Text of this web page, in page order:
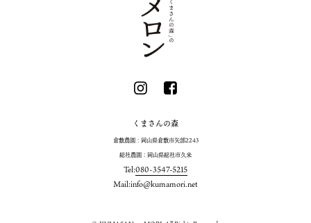
くまさんの森
倉敷農園：岡山県倉敷市矢部2243
総社農園：岡山県総社市久米
Tel:080-3547-5215
Mail:info@kumamori.net